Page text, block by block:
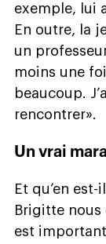
exemple, lui
En outre, la
un
moins une
beaucoup.
rencontrer».
Un vrai
Et qu’en
Brigitte nous
est